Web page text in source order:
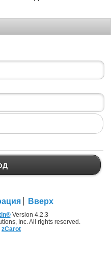
Вверх
Version 4.2.3
Inc. All rights reserved.
zCarot